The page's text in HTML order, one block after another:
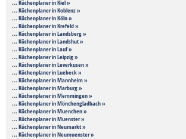
... Küchenplaner in Kiel »
... Küchenplaner in Koblenz »
... Küchenplaner in Köln »
... Küchenplaner in Krefeld »
... Küchenplaner in Landsberg »
... Küchenplaner in Landshut »
... Küchenplaner in Lauf »
... Küchenplaner in Leipzig »
... Küchenplaner in Leverkusen »
... Küchenplaner in Luebeck »
... Küchenplaner in Mannheim »
... Küchenplaner in Marburg »
... Küchenplaner in Memmingen »
... Küchenplaner in Mönchengladbach »
... Küchenplaner in Muenchen »
... Küchenplaner in Muenster »
... Küchenplaner in Neumarkt »
... Küchenplaner in Neumuenster »